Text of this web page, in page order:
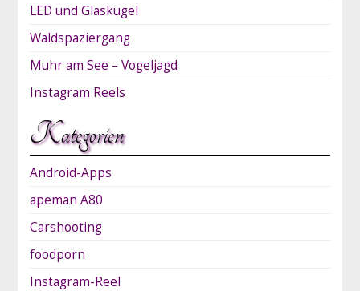
LED und Glaskugel
Waldspaziergang
Muhr am See – Vogeljagd
Instagram Reels
Kategorien
Android-Apps
apeman A80
Carshooting
foodporn
Instagram-Reel